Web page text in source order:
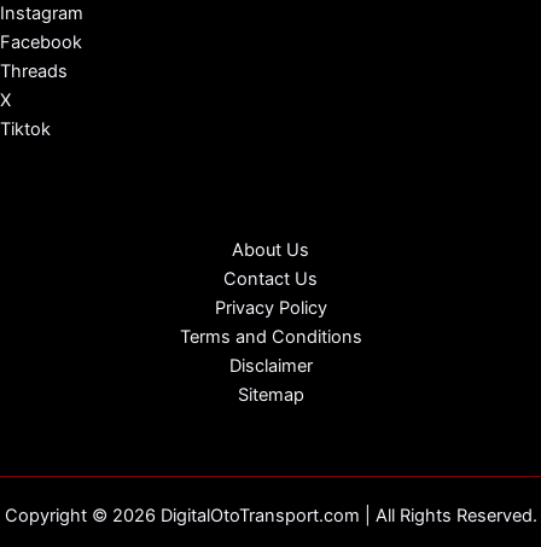
Instagram
Facebook
Threads
X
Tiktok
About Us
Contact Us
Privacy Policy
Terms and Conditions
Disclaimer
Sitemap
Copyright © 2026 DigitalOtoTransport.com | All Rights Reserved.